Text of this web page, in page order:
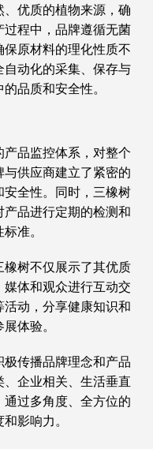
优质的植物来源，确
程中，品牌遵循无菌
原材料的理化性质不
动化的采集、保存与
品质和安全性。
品监控体系，对整个
供应商建立了紧密的
全性。同时，三橡树
品进行定期的检测和
准。
树不仅展示了其优质
体和观众进行互动交
动，分享健康知识和
体验。
传播品牌理念和产品
企业相关、生活垂直
过多角度、全方位的
影响力。